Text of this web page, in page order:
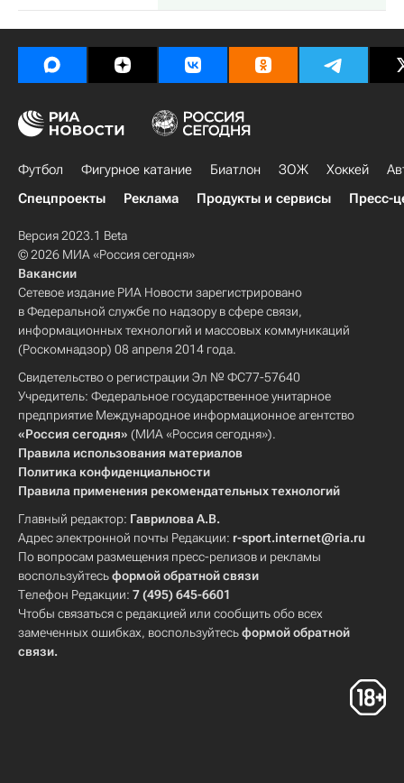
Футбол Фигурное катание Биатлон ЗОЖ Хоккей
Спецпроекты
Реклама Продукты и сервисы Пресс-
Версия 2023.1 Beta
© 2026 МИА «Россия сегодня»
Вакансии
Сетевое издание РИА Новости зарегистрировано
в Федеральной службе по надзору в сфере связи,
информационных технологий и массовых коммуникаций
(Роскомнадзор) 08 апреля 2014 года.
Свидетельство о регистрации Эл № ФС77-57640
Учредитель: Федеральное государственное унитарное
предприятие Международное информационное агентство
«Россия сегодня» (МИА «Россия сегодня»).
Правила использования материалов
Политика конфиденциальности
Правила применения рекомендательных технологий
Главный редактор: Гаврилова А.В.
Адрес электронной почты Редакции: r-sport.internet@ria.ru
По вопросам размещения пресс-релизов и рекламы
воспользуйтесьформой обратной связи
Телефон Редакции: 7 (495) 645-6601
Чтобы связаться с редакцией или сообщить обо всех
замеченных ошибках, воспользуйтесьформой обратной
связи.